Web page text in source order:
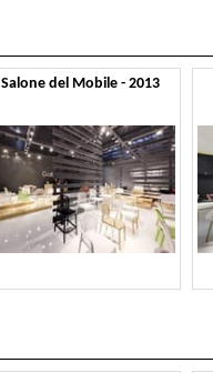
Salone del Mobile - 2013